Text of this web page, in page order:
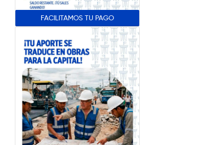
FACILITAMOS TU PAGO